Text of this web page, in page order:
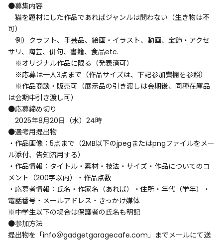
●募集内容
猫を題材にした作品であればジャンルは問わない（生き物は不
可）
例）クラフト、手芸品、絵画・イラスト、動画、宝飾・アクセ
サリ、陶芸、俳句、書籍、食品etc.
※オリジナル作品に限る（発表済可）
※応募は一人3点まで（作品サイズは、下記参加費欄を参照）
※作品商談・販売可（展示品の引き渡しは会期後、同種在庫品
は会期中引き渡し可）
●応募締め切り
2025年8月20日（水）24時
●選考用提出物
・作品画像：5点まで（2MB以下のjpegまたはpngファイルをメー
ル添付、告知流用する）
・作品情報：タイトル・素材・技法・サイズ・作品についてのコ
メント（200字以内）・作品点数
・応募者情報：氏名・作家名（あれば）・住所・年代（学年）・
電話番号・メールアドレス・きっかけ媒体
※中学生以下の場合は保護者の氏名も明記
●参加方法
提出物を「info＠gadgetgaragecafe.com」までメールにて送